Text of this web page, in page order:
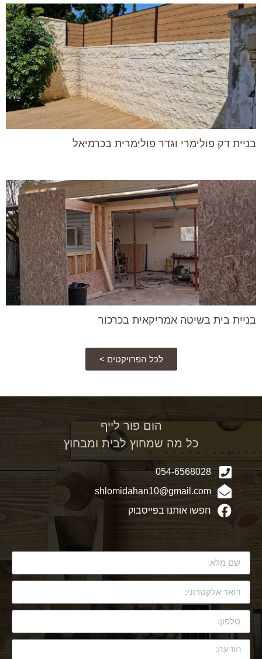
בניית דק פולימרי וגדר פולימרית בכרמיאל
בניית בית בשיטה אמריקאית בכרכור
לכל הפרויקטים >
הום פור לייף
כל מה שמחוץ לבית ומבחוץ
054-6568028
shlomidahan10@gmail.com
חפשו אותנו בפייסבוק